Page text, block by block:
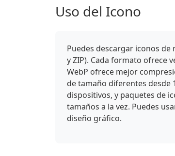
Uso del Icono
Puedes descargar iconos de
y ZIP). Cada formato ofrece
WebP ofrece mejor
de tamaño diferentes desde
dispositivos, y paquetes de
tamaños a la vez. Puedes
diseño gráfico.